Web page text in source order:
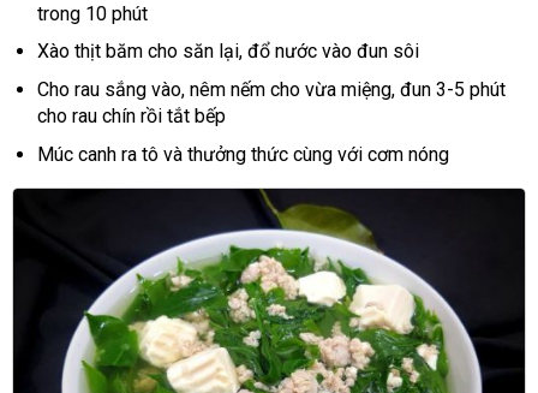
trong 10 phút
Xào thịt băm cho săn lại, đổ nước vào đun sôi
Cho rau sắng vào, nêm nếm cho vừa miệng, đun 3-5 phút
cho rau chín rồi tắt bếp
Múc canh ra tô và thưởng thức cùng với cơm nóng